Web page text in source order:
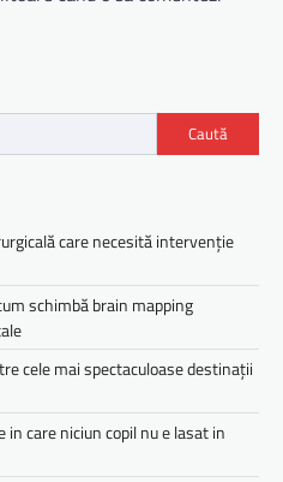
Caută
care necesită intervenție
schimbă brain mapping
cele mai spectaculoase destinații
in care niciun copil nu e lasat in